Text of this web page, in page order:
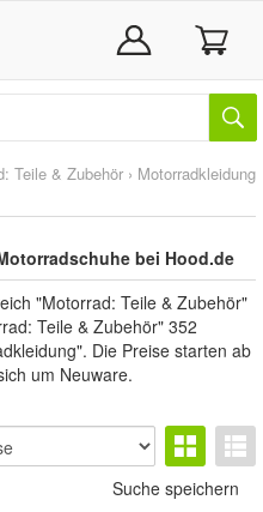
Teile & Zubehör › Motorradkleidung
bei Hood.de
"Motorrad: Teile & Zubehör"
Teile & Zubehör" 352
Die Preise starten ab
um Neuware.
Suche speichern